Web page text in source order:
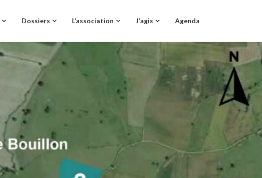
Dossiers L’association J’agis Agenda